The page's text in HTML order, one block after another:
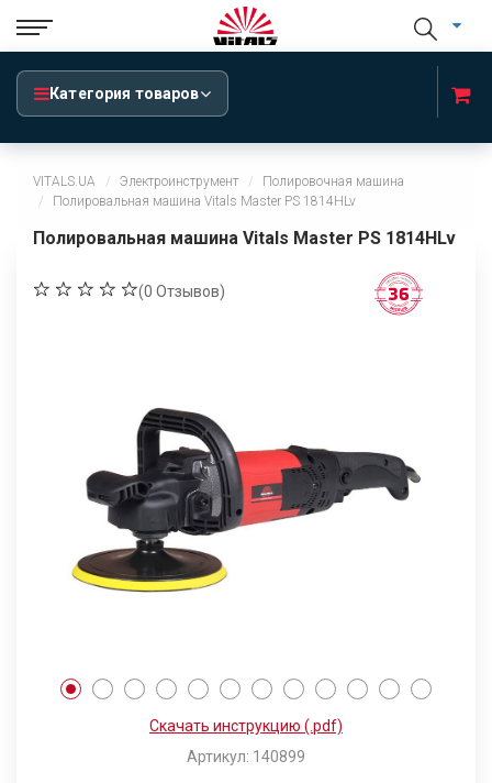
Категория товаров
VITALS.UA Электроинструмент
Полировочная машина
Полировальная машина Vitals Master PS 1814HLv
Полировальная машина Vitals Master PS 1814HLv
(0 Отзывов)
Скачать инструкцию (.pdf)
Артикул: 140899